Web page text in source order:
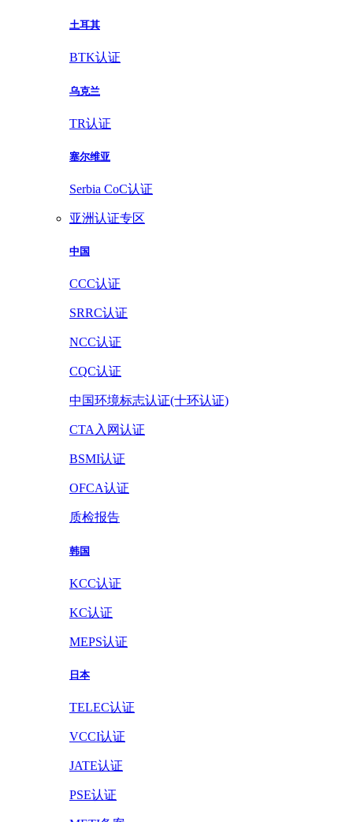
土耳其
BTK认证
乌克兰
TR认证
塞尔维亚
Serbia CoC认证
亚洲认证专区
中国
CCC认证
SRRC认证
NCC认证
CQC认证
中国环境标志认证(十环认证)
CTA入网认证
BSMI认证
OFCA认证
质检报告
韩国
KCC认证
KC认证
MEPS认证
日本
TELEC认证
VCCI认证
JATE认证
PSE认证